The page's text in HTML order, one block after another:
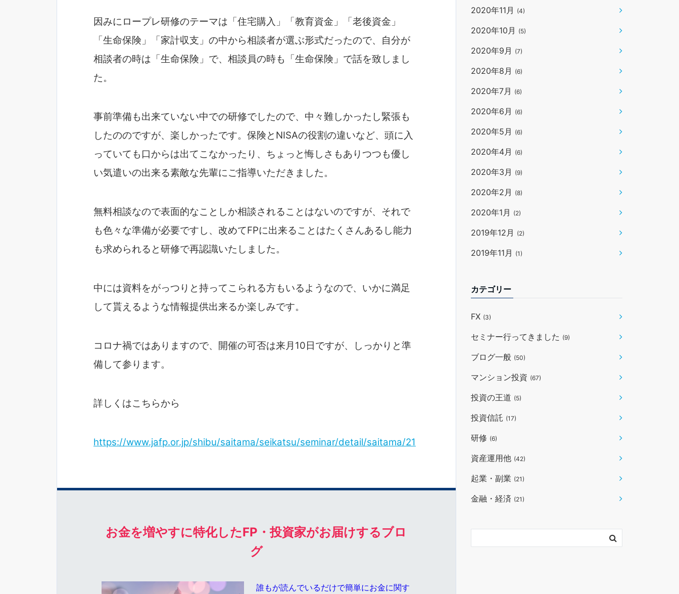
因みにロープレ研修のテーマは「住宅購入」「教育資金」「老後資金」
「生命保険」「家計収支」の中から相談者が選ぶ形式だったので、自分が
相談者の時は「生命保険」で、相談員の時も「生命保険」で話を致しまし
た。
事前準備も出来ていない中での研修でしたので、中々難しかったし緊張も
したののですが、楽しかったです。保険とNISAの役割の違いなど、頭に入
っていても口からは出てこなかったり、ちょっと悔しさもありつつも優し
い気遣いの出来る素敵な先輩にご指導いただきました。
無料相談なので表面的なことしか相談されることはないのですが、それで
も色々な準備が必要ですし、改めてFPに出来ることはたくさんあるし能力
も求められると研修で再認識いたしました。
中には資料をがっつりと持ってこられる方もいるようなので、いかに満足
して貰えるような情報提供出来るか楽しみです。
コロナ禍ではありますので、開催の可否は来月10日ですが、しっかりと準
備して参ります。
詳しくはこちらから
https://www.jafp.or.jp/shibu/saitama/seikatsu/seminar/detail/saitama/21
お金を増やすに特化したFP・投資家がお届けするブロ
グ
誰もが読んでいるだけで簡単にお金に関す
2020年11月 (4)
2020年10月 (5)
2020年9月 (7)
2020年8月 (6)
2020年7月 (6)
2020年6月 (6)
2020年5月 (6)
2020年4月 (6)
2020年3月 (9)
2020年2月 (8)
2020年1月 (2)
2019年12月 (2)
2019年11月 (1)
カテゴリー
FX (3)
セミナー行ってきました (9)
ブログ一般 (50)
マンション投資 (67)
投資の王道 (5)
投資信託 (17)
研修 (6)
資産運用他 (42)
起業・副業 (21)
金融・経済 (21)